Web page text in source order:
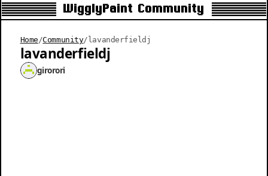
WigglyPaint Community
Home /Community/ lavanderfieldj
lavanderfieldj
girorori